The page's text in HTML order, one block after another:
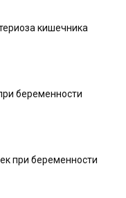
кишечника
беременности
при беременности